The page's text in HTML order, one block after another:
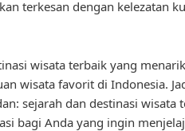
terkesan dengan kelezatan
wisata terbaik yang
wisata favorit di Indonesia.
sejarah dan destinasi wisata
bagi Anda yang ingin